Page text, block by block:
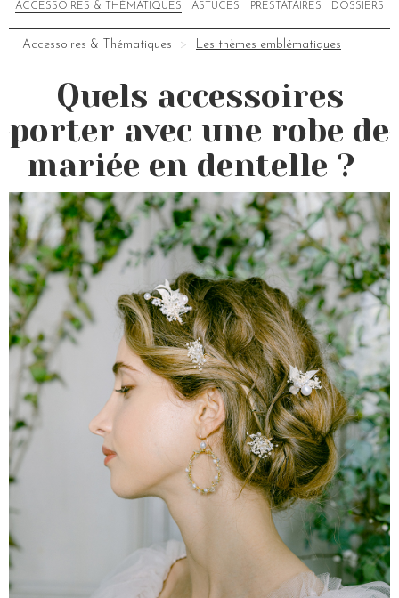
ACCESSOIRES & THÉMATIQUES ASTUCES PRESTATAIRES DOSSIERS
Accessoires & Thématiques Les thèmes emblématiques
Quels accessoires
porter avec une robe de
mariée en dentelle ?